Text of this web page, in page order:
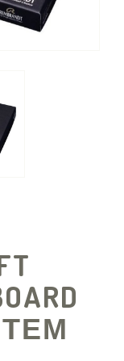
ΤΕΜ